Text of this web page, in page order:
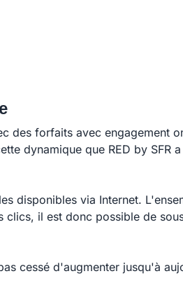
des forfaits avec engagement
dynamique que RED by SFR
disponibles via Internet.
il est donc possible de
cessé d'augmenter jusqu'à